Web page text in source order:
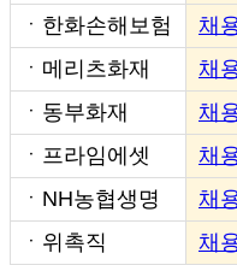
ㆍ 한화손해보험 채
ㆍ 메리츠화재 채
ㆍ 동부화재 채
ㆍ 프라임에셋 채
ㆍ NH농협생명 채
ㆍ 위촉직 채